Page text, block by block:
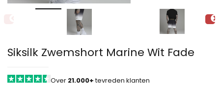
Siksilk Zwemshort Marine Wit Fade
Over 21.000+tevreden klanten